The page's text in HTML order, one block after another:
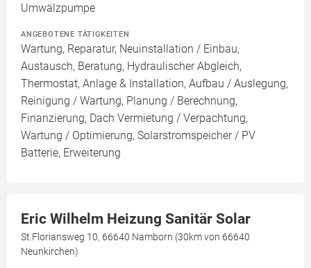
Umwälzpumpe
ANGEBOTENE TÄTIGKEITEN
Wartung, Reparatur, Neuinstallation / Einbau,
Austausch, Beratung, Hydraulischer Abgleich,
Thermostat, Anlage & Installation, Aufbau / Auslegung,
Reinigung / Wartung, Planung / Berechnung,
Finanzierung, Dach Vermietung / Verpachtung,
Wartung / Optimierung, Solarstromspeicher / PV
Batterie, Erweiterung
Eric Wilhelm Heizung Sanitär Solar
St.Floriansweg 10, 66640 Namborn (30km von 66640
Neunkirchen)